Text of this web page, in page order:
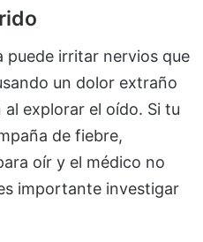
puede irritar nervios que
un dolor extraño
explorar el oído. Si tu
de fiebre,
oír y el médico no
importante investigar